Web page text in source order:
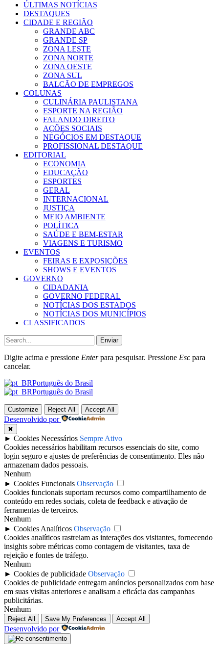
ÚLTIMAS NOTÍCIAS
DESTAQUES
CIDADE E REGIÃO
GRANDE ABC
GRANDE SP
ZONA LESTE
ZONA NORTE
ZONA OESTE
ZONA SUL
BALCÃO DE EMPREGOS
COLUNAS
CULINÁRIA PAULISTANA
ESPORTE NA REGIÃO
FALANDO DIREITO
AÇÕES SOCIAIS
NEGÓCIOS EM DESTAQUE
PROFISSIONAL DESTAQUE
EDITORIAL
ECONOMIA
EDUCAÇÃO
ESPORTES
GERAL
INTERNACIONAL
JUSTIÇA
MEIO AMBIENTE
POLÍTICA
SAÚDE E BEM-ESTAR
VIAGENS E TURISMO
EVENTOS
FEIRAS E EXPOSIÇÕES
SHOWS E EVENTOS
GOVERNO
CIDADANIA
GOVERNO FEDERAL
NOTÍCIAS DOS ESTADOS
NOTÍCIAS DOS MUNICÍPIOS
CLASSIFICADOS
Enviar
Digite acima e pressione Enterpara pesquisar. Pressione Esc para
cancelar.
Português do Brasil
Português do Brasil
Customize Reject All Accept All
Desenvolvido por
✖
► Cookies Necessários Sempre Ativo
Cookies necessários habilitam recursos essenciais do site, como
login seguro e ajustes de preferências de consentimento. Eles não
armazenam dados pessoais.
Nenhum
► Cookies Funcionais Observação
Cookies funcionais suportam recursos como compartilhamento de
conteúdo em redes sociais, coleta de feedback e ativação de
ferramentas de terceiros.
Nenhum
► Cookies Analíticos Observação
Cookies analíticos rastreiam as interações dos visitantes, fornecendo
insights sobre métricas como contagem de visitantes, taxa de
rejeição e fontes de tráfego.
Nenhum
► Cookies de publicidade Observação
Cookies de publicidade entregam anúncios personalizados com base
em suas visitas anteriores e analisam a eficácia das campanhas
publicitárias.
Nenhum
Reject All Save My Preferences Accept All
Desenvolvido por